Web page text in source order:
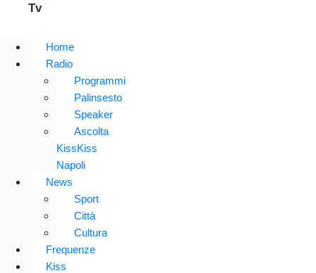
Tv
Home
Radio
Programmi
Palinsesto
Speaker
Ascolta
KissKiss
Napoli
News
Sport
Città
Cultura
Frequenze
Kiss